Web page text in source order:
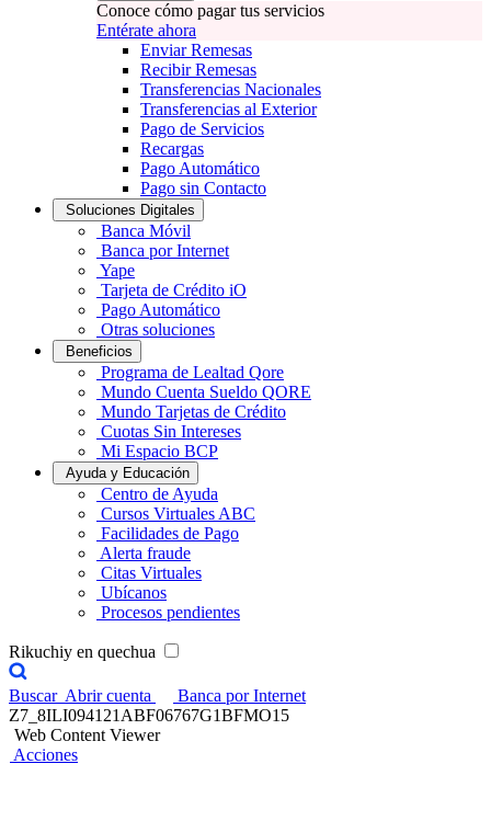
Conoce cómo pagar tus servicios
Entérate ahora
Enviar Remesas
Recibir Remesas
Transferencias Nacionales
Transferencias al Exterior
Pago de Servicios
Recargas
Pago Automático
Pago sin Contacto
Soluciones Digitales
Banca Móvil
Banca por Internet
Yape
Tarjeta de Crédito iO
Pago Automático
Otras soluciones
Beneficios
Programa de Lealtad Qore
Mundo Cuenta Sueldo QORE
Mundo Tarjetas de Crédito
Cuotas Sin Intereses
Mi Espacio BCP
Ayuda y Educación
Centro de Ayuda
Cursos Virtuales ABC
Facilidades de Pago
Alerta fraude
Citas Virtuales
Ubícanos
Procesos pendientes
Rikuchiy en quechua
Buscar Abrir cuenta
Banca por Internet
Z7_8ILI094121ABF06767G1BFMO15
Web Content Viewer
Acciones